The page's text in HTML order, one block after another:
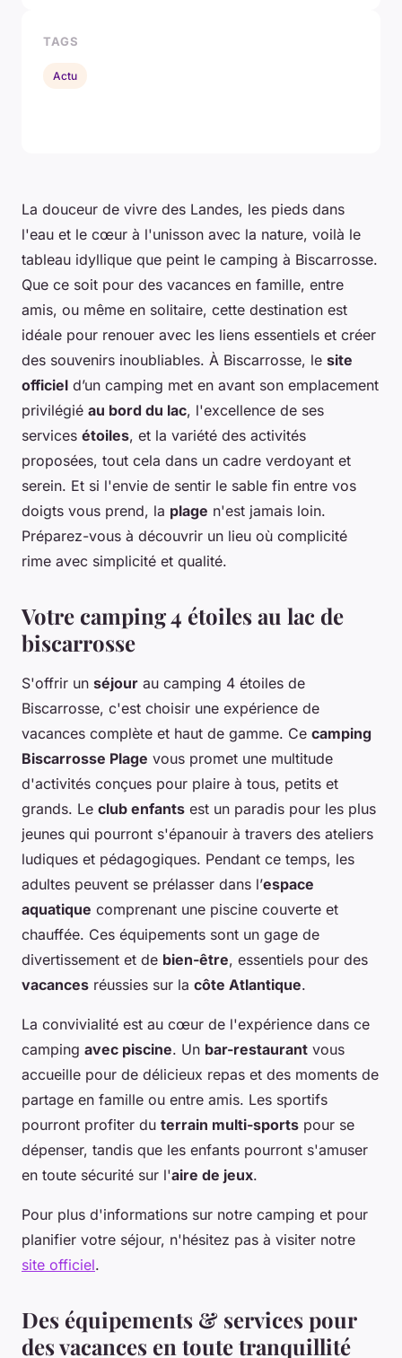
La douceur de vivre des Landes, les pieds dans
l'eau et le cœur à l'unisson avec la nature, voilà le
tableau idyllique que peint le camping à Biscarrosse.
Que ce soit pour des vacances en famille, entre
amis, ou même en solitaire, cette destination est
idéale pour renouer avec les liens essentiels et créer
des souvenirs inoubliables. À Biscarrosse, le site
officiel d’un camping met en avant son emplacement
privilégié au bord du lac, l'excellence de ses
services étoiles, et la variété des activités
proposées, tout cela dans un cadre verdoyant et
serein. Et si l'envie de sentir le sable fin entre vos
doigts vous prend, la plage n'est jamais loin.
Préparez-vous à découvrir un lieu où complicité
rime avec simplicité et qualité.
Votre camping 4 étoiles au lac de
biscarrosse
S'offrir un séjour au camping 4 étoiles de
Biscarrosse, c'est choisir une expérience de
vacances complète et haut de gamme. Ce camping
Biscarrosse Plage vous promet une multitude
d'activités conçues pour plaire à tous, petits et
grands. Le club enfants est un paradis pour les plus
jeunes qui pourront s'épanouir à travers des ateliers
ludiques et pédagogiques. Pendant ce temps, les
adultes peuvent se prélasser dans l’espace
aquatique comprenant une piscine couverte et
chauffée. Ces équipements sont un gage de
divertissement et de bien-être, essentiels pour des
vacances réussies sur la côte Atlantique.
La convivialité est au cœur de l'expérience dans ce
camping avec piscine. Un bar-restaurant vous
accueille pour de délicieux repas et des moments de
partage en famille ou entre amis. Les sportifs
pourront profiter du terrain multi-sports pour se
dépenser, tandis que les enfants pourront s'amuser
en toute sécurité sur l'aire de jeux.
Pour plus d'informations sur notre camping et pour
planifier votre séjour, n'hésitez pas à visiter notre
site officiel.
Des équipements & services pour
des vacances en toute tranquillité
TAGS
Actu